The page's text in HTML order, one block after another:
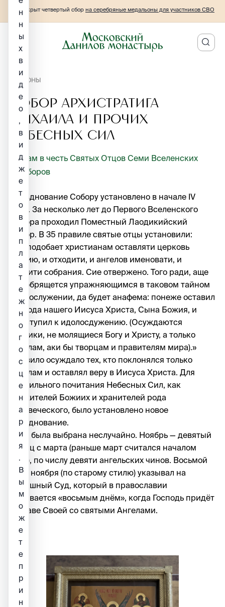
Открыт четвертый сбор на серебряные медальоны для участников СВО
ИКОНЫ
Собор Архистратига
Михаила и прочих
Небесных Сил
Храм в честь Святых Отцов Семи Вселенских
Соборов
Празднование Собору установлено в начале IV
века. За несколько лет до Первого Вселенского
Собора проходил Поместный Лаодикийский
Собор. В 35 правиле святые отцы установили:
«Не подобает христианам оставляти церковь
Божию, и отходити, и ангелов именовати, и
творити собрания. Сие отвержено. Того ради, аще
кто обрящется упражняющимся в таковом тайном
идолослужении, да будет анафема: понеже оставил
Господа нашего Иисуса Христа, Сына Божия, и
приступил к идолосдужению. (Осуждаются
еретики, не молящиеся Богу и Христу, а только
ангелам, аки бы творцам и правителям мира).»
Правило осуждало тех, кто поклонялся только
ангелам и оставлял веру в Иисуса Христа. Для
правильного почитания Небесных Сил, как
служителей Божиих и хранителей рода
человеческого, было установлено новое
празднование.
Дата была выбрана неслучайно. Ноябрь — девятый
месяц с марта (раньше март считался началом
года), по числу девяти ангельских чинов. Восьмой
день ноября (по старому стилю) указывал на
Страшный Суд, который в православии
называется «восьмым днём», когда Господь придёт
в Славе Своей со святыми Ангелами.
н
н
ы
х
в
и
д
е
о
,
в
и
д
ж
е
т
о
в
и
п
л
а
т
е
ж
н
о
г
о
с
ц
е
н
а
р
и
я
.
В
ы
м
о
ж
е
т
е
п
р
и
н